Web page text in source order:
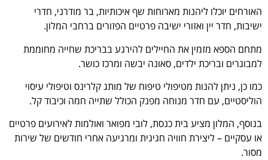
האורחים יוכלו ליהנות מארוחות שף איכותיות, בר מודרני, חדרי
ישיבות, חדר יין ואזורי ישיבה פרטיים הפזורים ברחבי המלון.
מתחם הספא מזמין את החיילים להירגע בבריכת שחייה מחוממת
למבוגרים ובריכת ילדים, סאונה יבשה ומרכז כושר.
כמו כן, ניתן להנות מטיפולי טיפוח של מותג קלרינס וטיפולי עיסוי
הוליסטיים, עם חדר מנוחה מפנק הכולל שתייה חמה וכיבוד קל.
בנוסף, המלון מציע בית כנסת, לובי מפואר ואולמות לאירועים פרטיים
או עסקיים – ליצירת חוויה חגיגית ומרגיעה אחרי חודשים של שירות
מסור.